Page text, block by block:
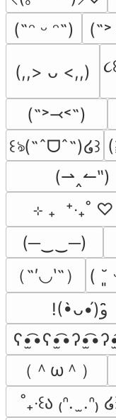
(˶ᵔ ᵕ ᵔ˶)
(˶˃
(,,> ᴗ <,,)
(˶˃⤙˂˶)
꒰ঌ(˶ˆᗜˆ˵)໒꒱
(⇀‸↼‶)
⊹ ₊  ⁺‧₊˚
(─‿‿─)
（˶′◡‵˶）
( ˘͈
（＾ω＾）
˚₊‧꒰ა ₍ᐢ.  ̫.ᐢ₎ ໒